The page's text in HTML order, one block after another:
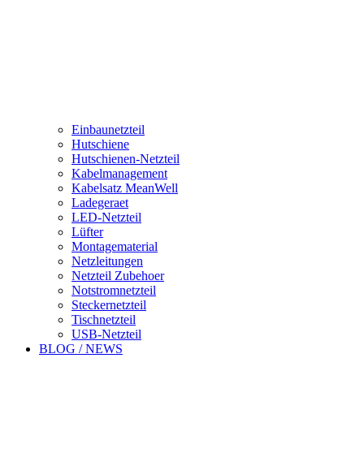
Einbaunetzteil
Hutschiene
Hutschienen-Netzteil
Kabelmanagement
Kabelsatz MeanWell
Ladegeraet
LED-Netzteil
Lüfter
Montagematerial
Netzleitungen
Netzteil Zubehoer
Notstromnetzteil
Steckernetzteil
Tischnetzteil
USB-Netzteil
BLOG / NEWS